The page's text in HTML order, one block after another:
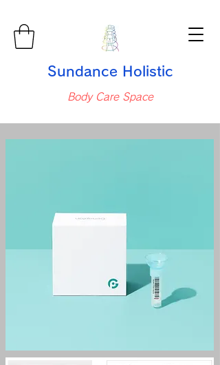
Sundance Holistic
Body Care Space